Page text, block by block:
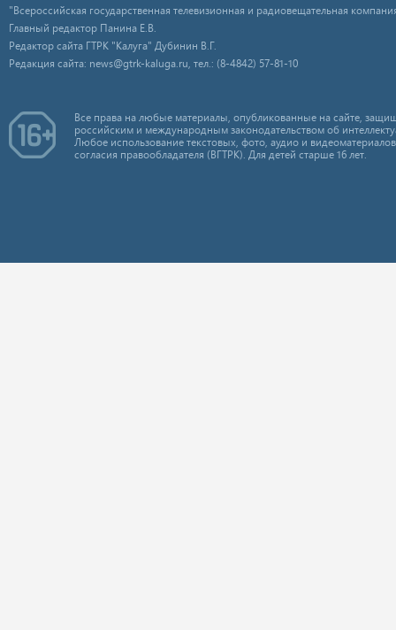
"Всероссийская государственная телевизионная и радиовещательная
Главный редактор Панина Е.В.
Редактор сайта ГТРК "Калуга" Дубинин В.Г.
Редакция сайта: news@gtrk-kaluga.ru, тел.: (8-4842) 57-81-10
Все права на любые материалы, опубликованные на сайте,
российским и международным законодательством об
Любое использование текстовых, фото, аудио и
согласия правообладателя (ВГТРК). Для детей старше 16 лет.